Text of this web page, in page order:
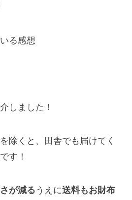
る感想
しました！
除くと、田舎でも届けてく
す！
が減る うえに送料もお財布